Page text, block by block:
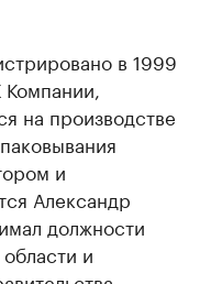
в 1999
на производстве
и
Александр
должности
и